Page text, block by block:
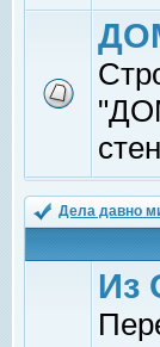
Дела давно
Из